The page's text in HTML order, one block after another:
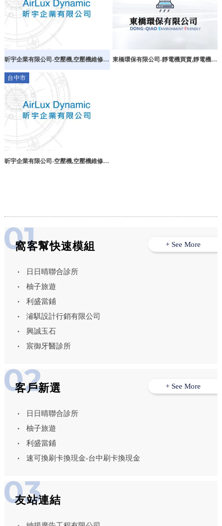
昕宇企業有限公司-空壓機,空壓機維修,
台中空壓機維修,台中空壓機保養,台中空
壓機買賣,西區空壓機維修
東橋環保有限公司-靜電機買賣,靜電機廠
台中市
昕宇企業有限公司-空壓機,空壓機維修,
窩客幫快速模組
日日晴聯合診所
柚子旅遊
利盛當鋪
濬騏設計行銷有限公司
興誠玉石
宸御牙醫診所
+ See More
客戶新選
日日晴聯合診所
柚子旅遊
利盛當鋪
速可換刷卡換現金-台中刷卡換現金
+ See More
友站連結